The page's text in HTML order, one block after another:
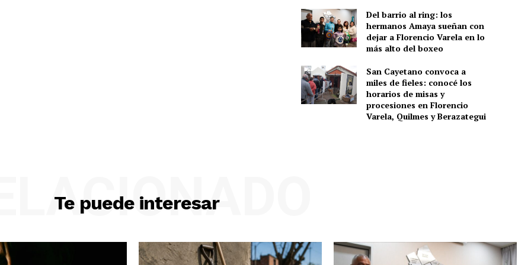
Del barrio al ring: los
hermanos Amaya sueñan con
dejar a Florencio Varela en lo
más alto del boxeo
San Cayetano convoca a
miles de fieles: conocé los
horarios de misas y
procesiones en Florencio
Varela, Quilmes y Berazategui
Te puede interesar